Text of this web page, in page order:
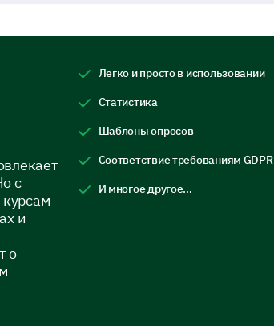
с
и
о
Легко и просто в использовании
Статистика
Шаблоны опросов
Соответствие требованиям GDPR
И многое другое…